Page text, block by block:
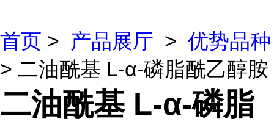
首页 > 产品展厅 > 优势品种
> 二油酰基 L-α-磷脂酰乙醇胺
二油酰基 L-α-磷脂